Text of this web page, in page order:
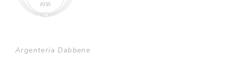
Argenteria Dabbene